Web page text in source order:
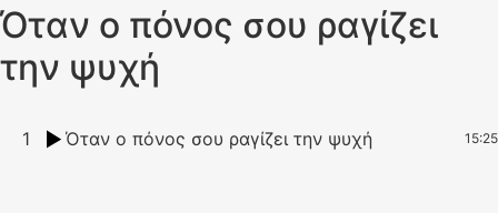
Όταν ο πόνος σου ραγίζει
την ψυχή
1 Όταν ο πόνος σου ραγίζει την ψυχή 15:25